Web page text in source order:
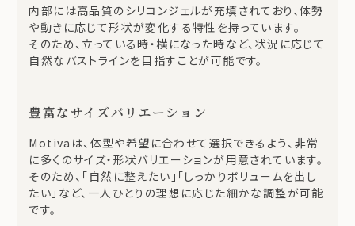
内部には高品質のシリコンジェルが充填されており、体勢
や動きに応じて形状が変化する特性を持っています。
そのため、立っている時・横になった時など、状況に応じて
自然なバストラインを目指すことが可能です。
豊富なサイズバリエーション
Motivaは、体型や希望に合わせて選択できるよう、非常
に多くのサイズ・形状バリエーションが用意されています。
そのため、「自然に整えたい」「しっかりボリュームを出し
たい」など、一人ひとりの理想に応じた細かな調整が可能
です。